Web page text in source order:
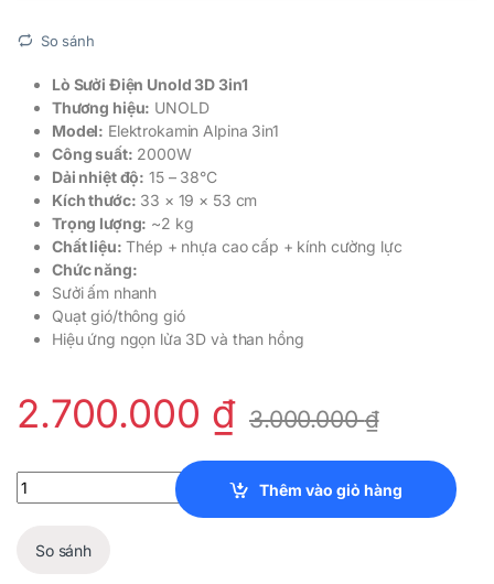
So sánh
Lò Sưởi Điện Unold 3D 3in1
Thương hiệu: UNOLD
Model: Elektrokamin Alpina 3in1
Công suất: 2000W
Dải nhiệt độ: 15 – 38°C
Kích thước: 33 × 19 × 53 cm
Trọng lượng: ~2 kg
Chất liệu: Thép + nhựa cao cấp + kính cường lực
Chức năng:
Sưởi ấm nhanh
Quạt gió/thông gió
Hiệu ứng ngọn lửa 3D và than hồng
2.700.000 ₫ 3.000.000₫
Lò Sưởi Điện Unold 3D 3in1 quantity
Thêm vào giỏ hàng
So sánh